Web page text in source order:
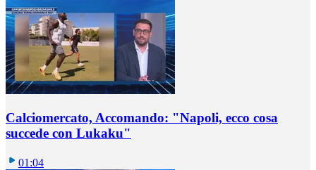
Calciomercato, Accomando: "Napoli, ecco cosa
succede con Lukaku"
01:04